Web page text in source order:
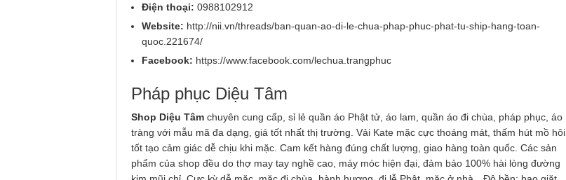
Điện thoại: 0988102912
Website: http://nii.vn/threads/ban-quan-ao-di-le-chua-phap-phuc-phat-tu-ship-hang-toan-
quoc.221674/
Facebook: https://www.facebook.com/lechua.trangphuc
Pháp phục Diệu Tâm
Shop Diệu Tâm chuyên cung cấp, sỉ lẻ quần áo Phật tử, áo lam, quần áo đi chùa, pháp phục, áo
tràng với mẫu mã đa dạng, giá tốt nhất thị trường. Vải Kate mặc cực thoáng mát, thấm hút mồ hôi
tốt tạo cảm giác dễ chịu khi mặc. Cam kết hàng đúng chất lượng, giao hàng toàn quốc. Các sản
phẩm của shop đều do thợ may tay nghề cao, máy móc hiện đại, đảm bảo 100% hài lòng đường